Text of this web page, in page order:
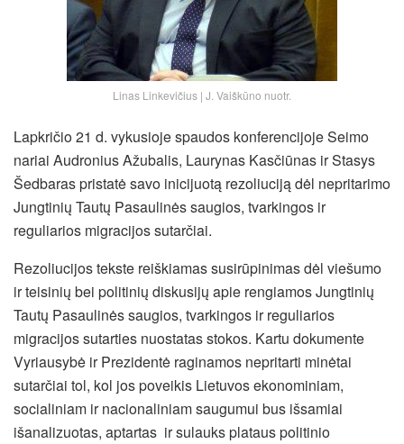
Linas Linkevičius | J. Vaiškūno nuotr.
Lapkričio 21 d. vykusioje spaudos konferencijoje Seimo
nariai Audronius Ažubalis, Laurynas Kasčiūnas ir Stasys
Šedbaras pristatė savo inicijuotą rezoliuciją dėl nepritarimo
Jungtinių Tautų Pasaulinės saugios, tvarkingos ir
reguliarios migracijos sutarčiai.
Rezoliucijos tekste reiškiamas susirūpinimas dėl viešumo
ir teisinių bei politinių diskusijų apie rengiamos Jungtinių
Tautų Pasaulinės saugios, tvarkingos ir reguliarios
migracijos sutarties nuostatas stokos. Kartu dokumente
Vyriausybė ir Prezidentė raginamos nepritarti minėtai
sutarčiai tol, kol jos poveikis Lietuvos ekonominiam,
socialiniam ir nacionaliniam saugumui bus išsamiai
išanalizuotas, aptartas ir sulauks plataus politinio